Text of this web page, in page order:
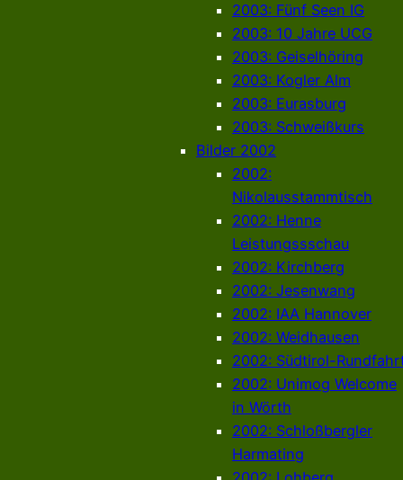
2003: Fünf Seen IG
2003: 10 Jahre UCG
2003: Geiselhöring
2003: Kogler Alm
2003: Eurasburg
2003: Schweißkurs
Bilder 2002
2002:
Nikolausstammtisch
2002: Henne
Leistungssschau
2002: Kirchberg
2002: Jesenwang
2002: IAA Hannover
2002: Weidhausen
2002: Südtirol-
2002: Unimog Welcome
in Wörth
2002: Schloßbergler
Harmating